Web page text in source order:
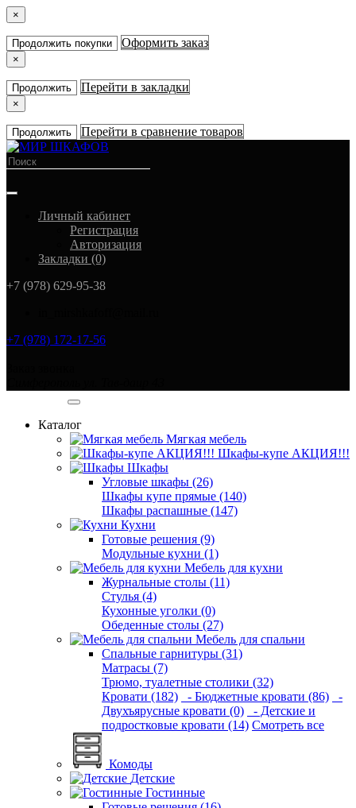
×
Продолжить покупки Оформить заказ
×
Продолжить Перейти в закладки
×
Продолжить Перейти в сравнение товаров
Личный кабинет
Регистрация
Авторизация
Закладки (0)
+7 (978) 629-95-38
+7 (978) 172-17-56
Каталог
Мягкая мебель
Шкафы-купе АКЦИЯ!!!
Шкафы
Угловые шкафы (26)
Шкафы купе прямые (140)
Шкафы распашные (147)
Кухни
Готовые решения (9)
Модульные кухни (1)
Мебель для кухни
Журнальные столы (11)
Стулья (4)
Кухонные уголки (0)
Обеденные столы (27)
Мебель для спальни
Спальные гарнитуры (31)
Матрасы (7)
Трюмо, туалетные столики (32)
Кровати (182)
- Бюджетные кровати (86)
-
Двухъярусные кровати (0)
- Детские и
подростковые кровати (14) Смотреть все
Комоды
Детские
Гостинные